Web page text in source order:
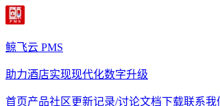
鲸飞云 PMS
助力酒店实现现代化数字升级
首页产品社区更新记录/讨论文档下载联系我